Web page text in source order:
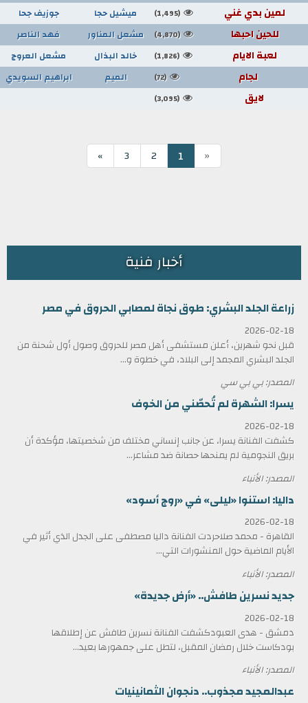
لمين بدي غني
(1,495) ميشيل حجا جوزيف جحا
للحين احبها (4,870) مشعل المناور فهد الناصر
لعبة الايام (1,826) خالد البذال مشعل العروج
لجام (72) الميم ابراهيم السويدي
لايق (3,095)
«
1
2
3
»
أخبار فنية
زراعة الجلد البشري: طوق نجاة لمصابي الحروق في مصر
2026-02-18
قبل نحو شهرين، أعلن مستشفى أهل مصر للحروق وصول أول شحنة من
الجلد البشري المجمد إلى البلاد، في خطوة و...
المصدر: بي بي سي
يسرا: الشهرة لم تُحصّني من الخوف
2026-02-18
كشفت الفنانة يسرا، عن جانب إنساني مختلف من شخصيتها، مؤكدة أن
بريق النجومية لم يمنحها حصانة ضد مشاعر...
المصدر: الأنباء
داليا: استنوا «ليلى» في «روج أسود»
2026-02-18
القاهرة - محمد صلاحردت الفنانة داليا مصطفى على الجدل الذي أثير في
الأيام الماضية حول المنشورات التي...
المصدر: الأنباء
جديد نسرين طافش.. «أرض جديدة»
2026-02-18
دمشق - هدى العبودكشفت الفنانة نسرين طافش عن إطلاقها
بودكاست خلال رمضان المقبل، لتطل على جمهورها بعيد...
المصدر: الأنباء
عبدالمجيد مجذوب.. دنجوان الثمانينيات